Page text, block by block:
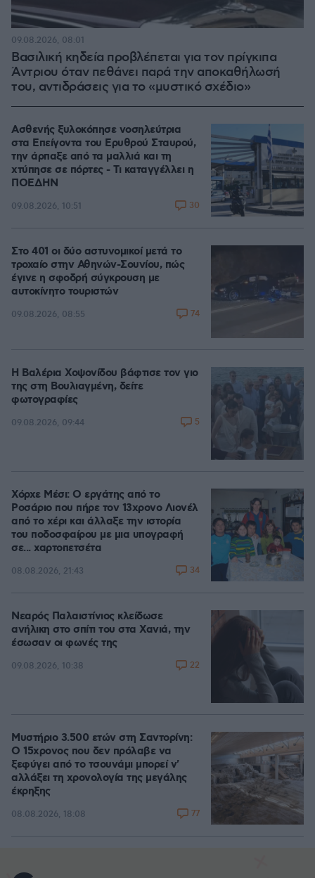
Βασιλική κηδεία προβλέπεται για τον πρίγκιπα
Άντριου όταν πεθάνει παρά την αποκαθήλωσή
του, αντιδράσεις για το «μυστικό σχέδιο»
09.08.2026, 08:01
Ασθενής ξυλοκόπησε νοσηλεύτρια
στα Επείγοντα του Ερυθρού Σταυρού,
την άρπαξε από τα μαλλιά και τη
χτύπησε σε πόρτες - Τι καταγγέλλει η
ΠΟΕΔΗΝ
09.08.2026, 10:51 30
Στο 401 οι δύο αστυνομικοί μετά το
τροχαίο στην Αθηνών-Σουνίου, πώς
έγινε η σφοδρή σύγκρουση με
αυτοκίνητο τουριστών
09.08.2026, 08:55 74
Η Βαλέρια Χοψονίδου βάφτισε τον γιο
της στη Βουλιαγμένη, δείτε
φωτογραφίες
09.08.2026, 09:44 5
Χόρχε Μέσι: Ο εργάτης από το
Ροσάριο που πήρε τον 13χρονο Λιονέλ
από το χέρι και άλλαξε την ιστορία
του ποδοσφαίρου με μια υπογραφή
σε... χαρτοπετσέτα
08.08.2026, 21:43 34
Νεαρός Παλαιστίνιος κλείδωσε
ανήλικη στο σπίτι του στα Χανιά, την
έσωσαν οι φωνές της
09.08.2026, 10:38 22
Μυστήριο 3.500 ετών στη Σαντορίνη:
Ο 15χρονος που δεν πρόλαβε να
ξεφύγει από το τσουνάμι μπορεί ν'
αλλάξει τη χρονολογία της μεγάλης
έκρηξης
08.08.2026, 18:08 77